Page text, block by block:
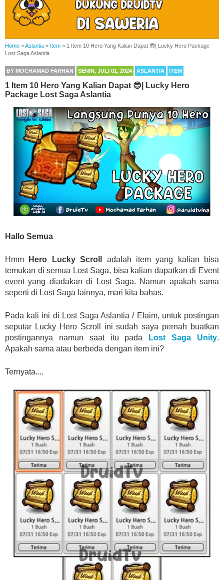
Home »Aslantia » Item » 1 Item 10 Hero Yang Kalian Dapat 😎| Lucky Hero Package
Lost Saga Aslantia
BY MOCHAMAD FARHAN SENIN, JULI 01, 2024 ASLANTIA ITEM
1 Item 10 Hero Yang Kalian Dapat 😎| Lucky Hero
Package Lost Saga Aslantia
Hallo Semua
Hmm Hero Lucky Scroll adalah item yang kalian bisa
temukan di semua Lost Saga, bisa kalian dapatkan di Event
event yang diadakan di Lost Saga. Namun apakah sama
seperti di Lost Saga lainnya, mari kita bahas.
Pada kali ini di Lost Saga Aslantia / Elaim, untuk postingan
seputar Lucky Hero Scroll ini sudah saya pernah buatkan
postingannya namun saat itu pada
Lost Saga Unity.
Apakah sama atau berbeda dengan item ini?
Ternyata....